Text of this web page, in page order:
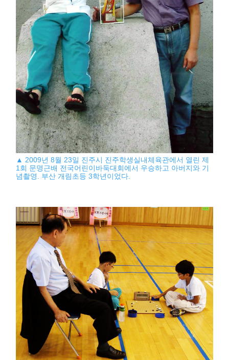
▲ 2009년 8월 23일 진주시 진주학생실내체육관에서 열린 제
1회 문명근배 전국어린이바둑대회에서 우승하고 아버지와 기
념촬영. 부산 개림초등 3학년이었다.